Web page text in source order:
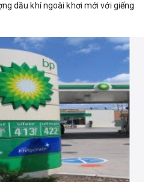
dầu khí ngoài khơi mới với giếng